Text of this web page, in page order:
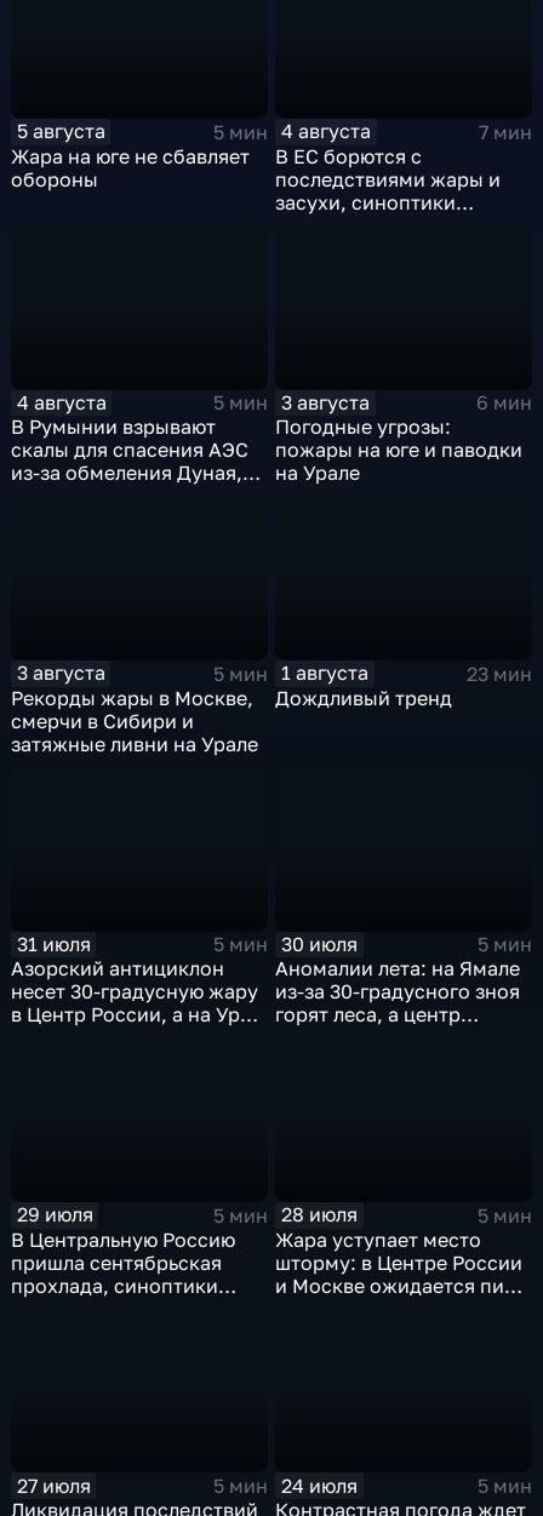
5 августа
5 мин
Жара на юге не сбавляет
обороны
4 августа
7 мин
В ЕС борются с
последствиями жары и
засухи, синоптики
4 августа
5 мин
В Румынии взрывают
скалы для спасения АЭС
из-за обмеления Дуная,
3 августа
6 мин
Погодные угрозы:
пожары на юге и паводки
на Урале
3 августа
5 мин
Рекорды жары в Москве,
смерчи в Сибири и
затяжные ливни на Урале
1 августа
23 мин
Дождливый тренд
31 июля
5 мин
Азорский антициклон
несет 30-градусную жару
в Центр России, а на Урал
30 июля
5 мин
Аномалии лета: на Ямале
из-за 30-градусного зноя
горят леса, а центр
29 июля
5 мин
В Центральную Россию
пришла сентябрьская
прохлада, синоптики
28 июля
5 мин
Жара уступает место
шторму: в Центре России
и Москве ожидается пик
27 июля
5 мин
Ликвидация последствий
24 июля
5 мин
Контрастная погода ждет